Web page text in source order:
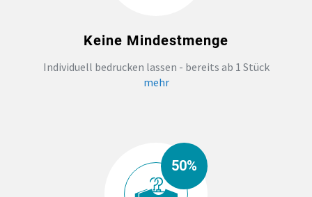
Keine Mindestmenge
Individuell bedrucken lassen - bereits ab 1 Stück
mehr
50%